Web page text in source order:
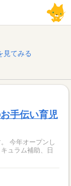
見てみる
手伝い育児
今年オープンし
ュラム補助、日